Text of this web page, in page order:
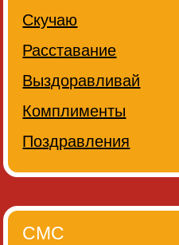
Скучаю
Расставание
Выздоравливай
Комплименты
Поздравления
СМС